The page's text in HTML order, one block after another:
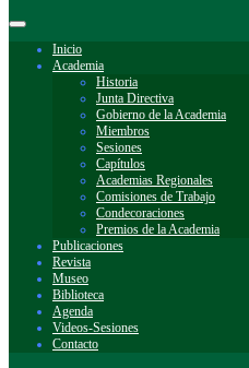
Inicio
Academia
Historia
Junta Directiva
Gobierno de la Academia
Miembros
Sesiones
Capítulos
Academias Regionales
Comisiones de Trabajo
Condecoraciones
Premios de la Academia
Publicaciones
Revista
Museo
Biblioteca
Agenda
Videos-Sesiones
Contacto